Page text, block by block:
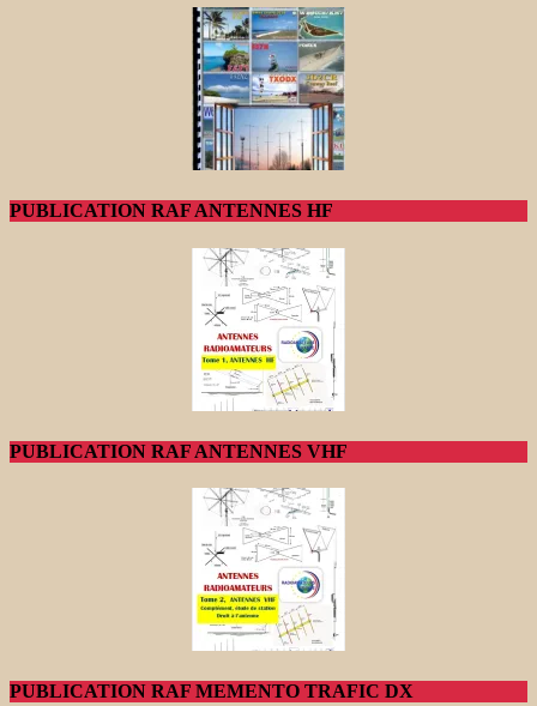
PUBLICATION RAF ANTENNES HF
PUBLICATION RAF ANTENNES VHF
PUBLICATION RAF MEMENTO TRAFIC DX